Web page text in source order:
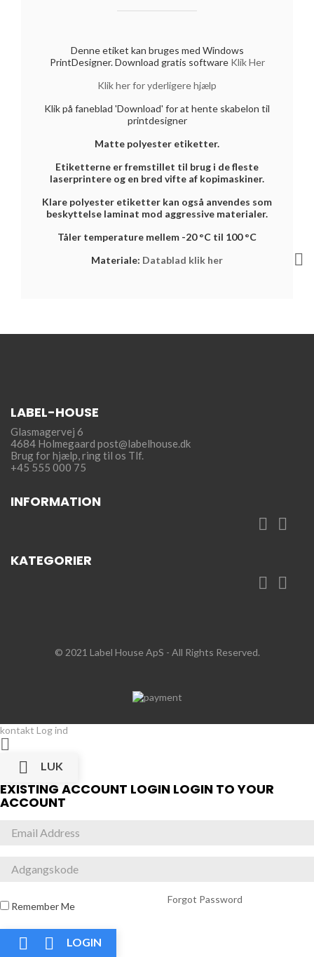
Denne etiket kan bruges med Windows
PrintDesigner. Download gratis software Klik Her
Klik her for yderligere hjælp
Klik på faneblad 'Download' for at hente skabelon til
printdesigner
Matte polyester etiketter.
Etiketterne er fremstillet til brug i de fleste
laserprintere og en bred vifte af kopimaskiner.
Klare polyester etiketter kan også anvendes som
beskyttelse laminat mod aggressive materialer.
Tåler temperature mellem -20°C til 100 °C
Materiale: Datablad klik her
LABEL-HOUSE
Glasmagervej 6
4684 Holmegaard post@labelhouse.dk
Brug for hjælp,ring til os Tlf.
+45 555 000 75
INFORMATION
 
KATEGORIER
 
© 2021 Label House ApS - All Rights Reserved.
kontakt Log ind



LUK
EXISTING ACCOUNT LOGIN LOGIN TO YOUR
ACCOUNT
Remember Me
Forgot Password
  LOGIN